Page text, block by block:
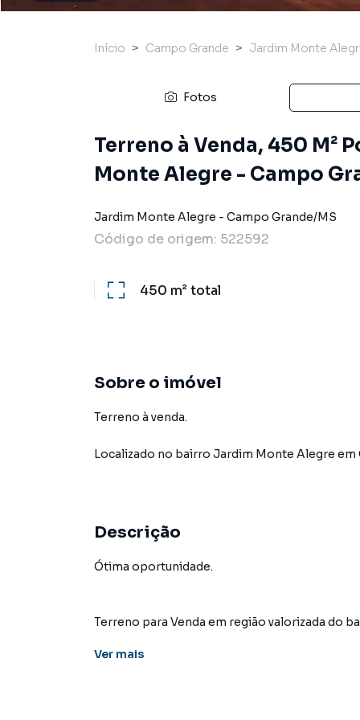
Início Campo Grande Jardim Monte
Fotos
Terreno à Venda, 450 M²
Monte Alegre - Campo
Jardim Monte Alegre - Campo Grande/MS
Código de origem: 522592
450 m²total
Sobre o imóvel
Terreno à venda.
Localizado no bairro Jardim Monte Alegre em
Descrição
Ótima oportunidade.
Terreno para Venda em região valorizada do
contato com nossa equipe pelo telefone (67)
Ver mais